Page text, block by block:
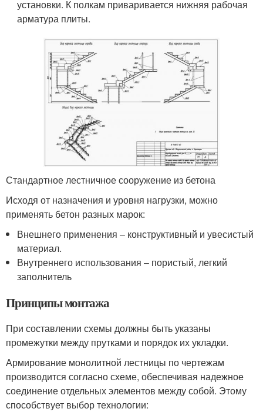
установки. К полкам приваривается нижняя рабочая
арматура плиты.
Стандартное лестничное сооружение из бетона
Исходя от назначения и уровня нагрузки, можно
применять бетон разных марок:
Внешнего применения – конструктивный и увесистый
материал.
Внутреннего использования – пористый, легкий
заполнитель
Принципы монтажа
При составлении схемы должны быть указаны
промежутки между прутками и порядок их укладки.
Армирование монолитной лестницы по чертежам
производится согласно схеме, обеспечивая надежное
соединение отдельных элементов между собой. Этому
способствует выбор технологии: